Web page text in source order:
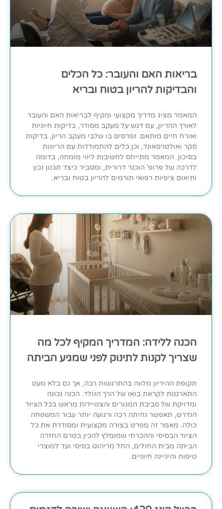
בריאות האם והעובר: כל הכלים
והבדיקות להריון בטוח ובריא
המאמר מציג מדריך מקצועי ומקיף לבריאות האם והעובר
לאורך ההריון, עם דגש על מעקב מסודר, בדיקות חיוניות
ואורח חיים מותאם. נפרסים בו שלבי מעקב הריון, בדיקות
סקר ואולטרסאונד, וכן כלים להתמודדות עם הריונות
בסיכון. המאמר מתייחס לחשיבות ליווי מומחה, בדומה
לדרכה של פרופ' הוכנר דרורית, ומסביר כיצד תכנון נכון
ותיאום ציפיות רפואי תורמים להריון בטוח ובריא.
הכנה ללידה: המדריך המקיף לכל מה
שצריך לקנות לתינוק לפני שמגיע הביתה
תקופת ההיריון מלווה בהתרגשות רבה, אך גם בלא מעט
התארגנות לקראת בואו של הרך הנולד. הכנה נכונה
ומדויקת של סביבת המגורים והצטיידות מראש בכל הציוד
הנדרש, תאפשר נחיתה רכה ורגועה יותר עבור המשפחה
כולה. מאמר זה מפרט בצורה מקצועית ומסודרת את כל
הציוד הבסיסי וההכרחי שמומלץ להכין בטרם החזרה
הביתה מבית החולים, החל מריהוט בסיסי ועד למוצרי
טיפוח והיגיינה חיוניים.